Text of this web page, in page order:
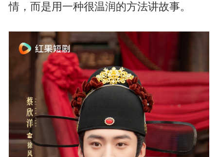
情，而是用一种很温润的方法讲故事。